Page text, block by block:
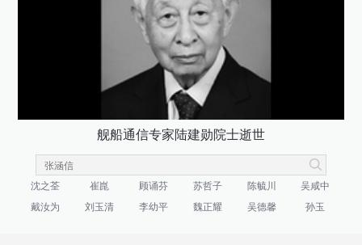
舰船通信专家陆建勋院士逝世
沈之荃 崔崑 顾诵芬 苏哲子 陈毓川
吴咸中
戴汝为
刘玉清 李幼平 魏正耀 吴德馨 孙玉